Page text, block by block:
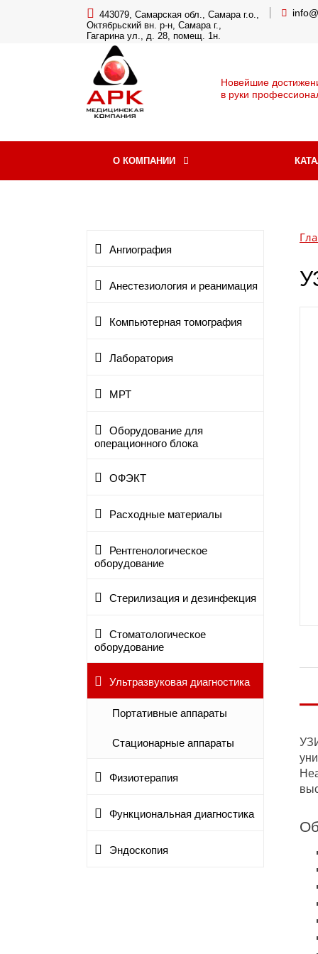
443079, Самарская обл., Самара г.о.,
Октябрьский вн. р-н, Самара г.,
Гагарина ул., д. 28, помещ. 1н.
Новейшие
в руки
О КОМПАНИИ
Ангиография
Анестезиология и реанимация
Компьютерная томография
Лаборатория
МРТ
Оборудование для
операционного блока
ОФЭКТ
Расходные материалы
Рентгенологическое
оборудование
Стерилизация и дезинфекция
Стоматологическое
оборудование
Ультразвуковая диагностика
Портативные аппараты
Стационарные аппараты
Физиотерапия
Функциональная диагностика
Эндоскопия